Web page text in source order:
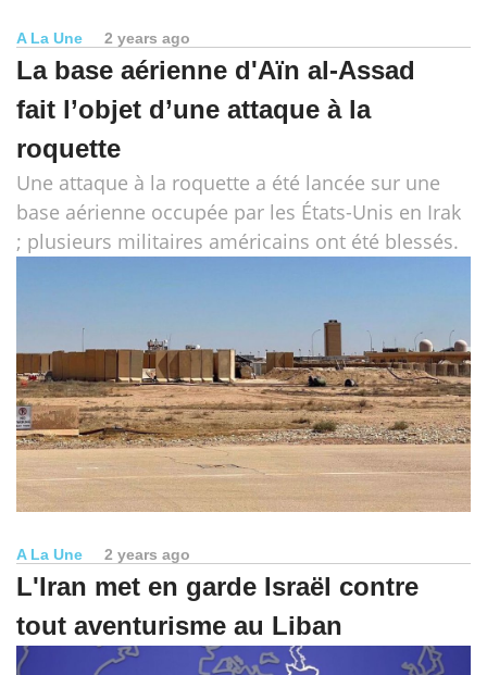
A La Une 2 years ago
La base aérienne d'Aïn al-Assad
fait l’objet d’une attaque à la
roquette
Une attaque à la roquette a été lancée sur une
base aérienne occupée par les États-Unis en Irak
; plusieurs militaires américains ont été blessés.
A La Une 2 years ago
L'Iran met en garde Israël contre
tout aventurisme au Liban